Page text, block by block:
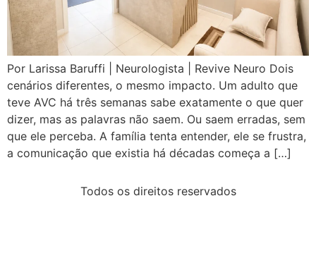
Por Larissa Baruffi | Neurologista | Revive Neuro Dois
cenários diferentes, o mesmo impacto. Um adulto que
teve AVC há três semanas sabe exatamente o que quer
dizer, mas as palavras não saem. Ou saem erradas, sem
que ele perceba. A família tenta entender, ele se frustra,
a comunicação que existia há décadas começa a […]
Todos os direitos reservados